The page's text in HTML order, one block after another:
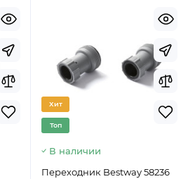
Хит
Топ
В наличии
Переходник Bestway 58236